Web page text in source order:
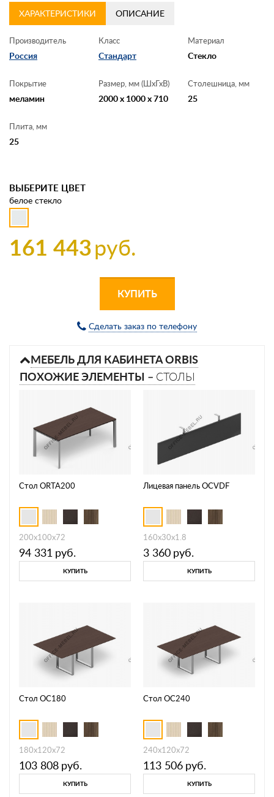
ХАРАКТЕРИСТИКИ ОПИСАНИЕ
Производитель
Россия
Класс
Стандарт
Материал
Стекло
Покрытие
меламин
Размер, мм (ШхГхВ)
2000 x 1000 x 710
Столешница, мм
25
Плита, мм
25
ВЫБЕРИТЕ ЦВЕТ
белое стекло
161 443руб.
КУПИТЬ
Сделать заказ по телефону
МЕБЕЛЬ ДЛЯ КАБИНЕТА ORBIS
ПОХОЖИЕ ЭЛЕМЕНТЫ – СТОЛЫ
Стол ORTA200
200х100х72
94 331 руб.
КУПИТЬ
Лицевая панель OCVDF
160х30х1.8
3 360 руб.
КУПИТЬ
Стол OC180
180х120х72
103 808 руб.
КУПИТЬ
Стол OC240
240х120х72
113 506 руб.
КУПИТЬ